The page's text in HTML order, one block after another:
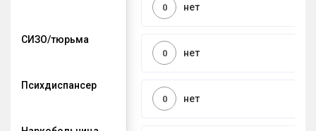
нет
0
СИЗО/тюрьма
нет
0
Психдиспансер
нет
0